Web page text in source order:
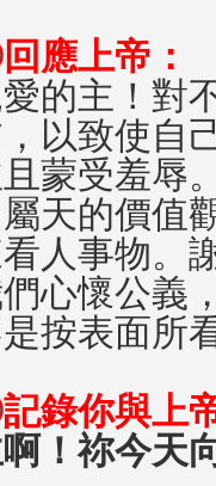
應上帝：
的主！對
以致使自
蒙受羞辱
天的價值
人事物。
心懷公義
按表面所
錄你與上
！祢今天